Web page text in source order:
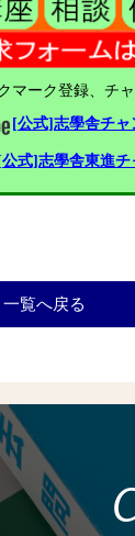
マーク登録、チ
[公式]志學舎チャ
[公式]志學舎東進チ
一覧へ戻る